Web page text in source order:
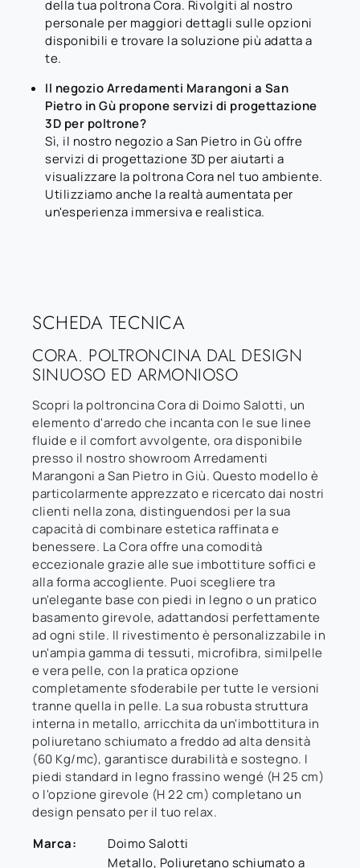
della tua poltrona Cora. Rivolgiti al nostro
personale per maggiori dettagli sulle opzioni
disponibili e trovare la soluzione più adatta a
te.
Il negozio Arredamenti Marangoni a San
Pietro in Gù propone servizi di progettazione
3D per poltrone?
Sì, il nostro negozio a San Pietro in Gù offre
servizi di progettazione 3D per aiutarti a
visualizzare la poltrona Cora nel tuo ambiente.
Utilizziamo anche la realtà aumentata per
un'esperienza immersiva e realistica.
SCHEDA TECNICA
CORA. POLTRONCINA DAL DESIGN
SINUOSO ED ARMONIOSO
Scopri la poltroncina Cora di Doimo Salotti, un
elemento d'arredo che incanta con le sue linee
fluide e il comfort avvolgente, ora disponibile
presso il nostro showroom Arredamenti
Marangoni a San Pietro in Giù. Questo modello è
particolarmente apprezzato e ricercato dai nostri
clienti nella zona, distinguendosi per la sua
capacità di combinare estetica raffinata e
benessere. La Cora offre una comodità
eccezionale grazie alle sue imbottiture soffici e
alla forma accogliente. Puoi scegliere tra
un'elegante base con piedi in legno o un pratico
basamento girevole, adattandosi perfettamente
ad ogni stile. Il rivestimento è personalizzabile in
un'ampia gamma di tessuti, microfibra, similpelle
e vera pelle, con la pratica opzione
completamente sfoderabile per tutte le versioni
tranne quella in pelle. La sua robusta struttura
interna in metallo, arricchita da un'imbottitura in
poliuretano schiumato a freddo ad alta densità
(60 Kg/mc), garantisce durabilità e sostegno. I
piedi standard in legno frassino wengé (H 25 cm)
o l'opzione girevole (H 22 cm) completano un
design pensato per il tuo relax.
Marca:
Doimo Salotti
Metallo, Poliuretano schiumato a